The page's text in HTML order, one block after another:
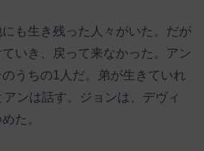
も生き残った人々がいた。だが
いき、戻って来なかった。アン
うちの1人だ。弟が生きていれ
ンは話す。ジョンは、デヴィ
た。